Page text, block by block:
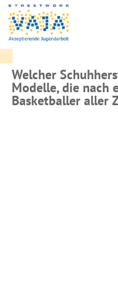
Welcher
Modelle, die nach
Basketballer aller